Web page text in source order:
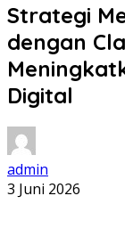
Strategi
dengan
Digital
admin
3 Juni 2026